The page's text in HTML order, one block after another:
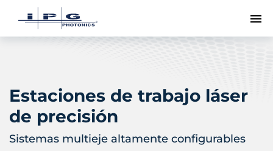
Estaciones de trabajo láser
de precisión
Sistemas multieje altamente configurables